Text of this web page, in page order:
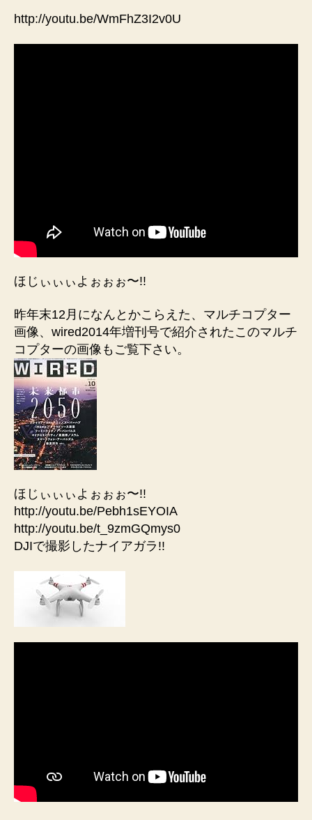
http://youtu.be/WmFhZ3I2v0U
ほじぃぃぃよぉぉぉ〜!!
昨年末12月になんとかこらえた、マルチコプター
画像、wired2014年増刊号で紹介されたこのマルチ
コプターの画像もご覧下さい。
ほじぃぃぃよぉぉぉ〜!!
http://youtu.be/Pebh1sEYOIA
http://youtu.be/t_9zmGQmys0
DJIで撮影したナイアガラ!!